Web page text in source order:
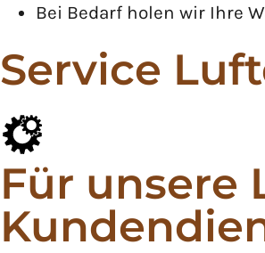
Bei Bedarf holen wir Ihre
Service
Für unsere